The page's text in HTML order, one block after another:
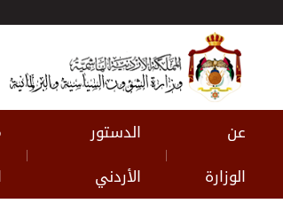
عن
الوزارة
|
الدستور
الأردني
|